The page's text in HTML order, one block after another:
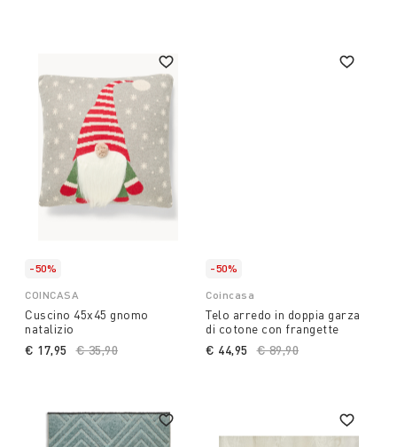
-50%
COINCASA
Cuscino 45x45 gnomo
natalizio
Price reduced from
€ 35,90
€ 17,95
-50%
Coincasa
Telo arredo in doppia garza
di cotone con frangette
Price reduced from
€ 89,90
€ 44,95